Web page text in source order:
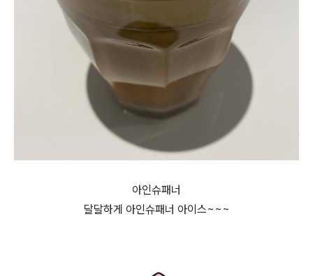
아인슈패너
달달하게 아인슈패너 아이스~~~